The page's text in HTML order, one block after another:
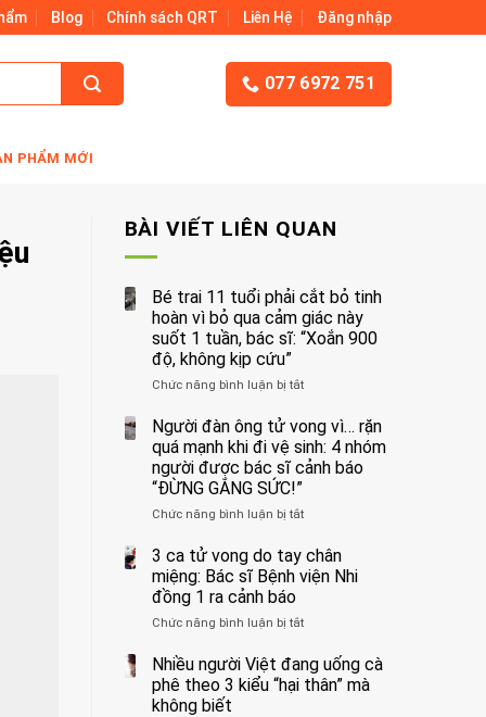
Blog Chính sách QRT Liên Hệ Đăng nhập
077 6972 751
PHẨM MỚI
BÀI VIẾT LIÊN QUAN
Bé trai 11 tuổi phải cắt bỏ tinh
hoàn vì bỏ qua cảm giác này
suốt 1 tuần, bác sĩ: “Xoắn 900
độ, không kịp cứu”
Chức năng bình luận bị tắtở
trai
11
tuổi
phải
bỏ
hoàn
vì
bỏ
cảm
này
suốt
Người đàn ông tử vong vì… rặn
quá mạnh khi đi vệ sinh: 4 nhóm
người được bác sĩ cảnh báo
“ĐỪNG GẮNG SỨC!”
Chức năng bình luận bị tắtở
đàn
ông
vì…
quá
mạnh
3 ca tử vong do tay chân
miệng: Bác sĩ Bệnh viện Nhi
đồng 1 ra cảnh báo
Chức năng bình luận bị tắtở
ca
tử
Nhiều người Việt đang uống cà
phê theo 3 kiểu “hại thân” mà
không biết